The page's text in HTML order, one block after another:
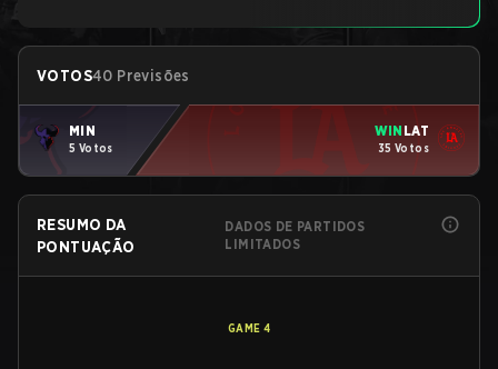
VOTOS40 Previsões
MIN
5 Votos
WIN LAT
35 Votos
RESUMO DA
PONTUAÇÃO
DADOS DE PARTIDOS
LIMITADOS
GAME 4